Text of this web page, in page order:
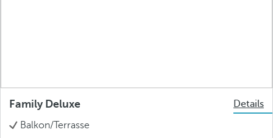
Family Deluxe
Details
Balkon/Terrasse